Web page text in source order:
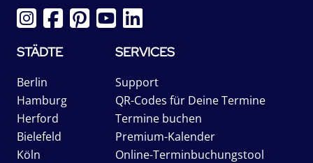
STÄDTE
Berlin
Hamburg
Herford
Bielefeld
Köln
SERVICES
Support
QR-Codes für Deine Termine
Termine buchen
Premium-Kalender
Online-Terminbuchungstool